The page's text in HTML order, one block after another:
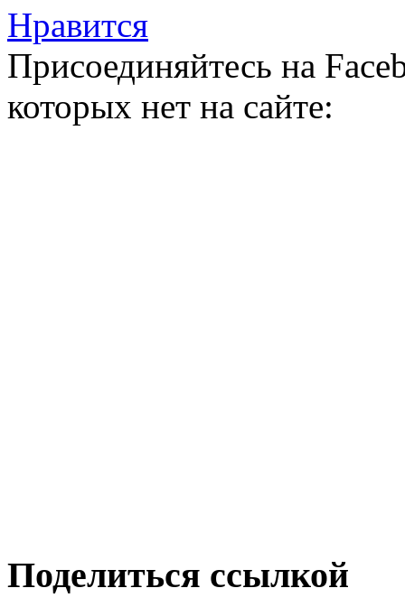
Нравится
Присоединяйтесь на
которых нет на сайте:
Поделиться ссылкой